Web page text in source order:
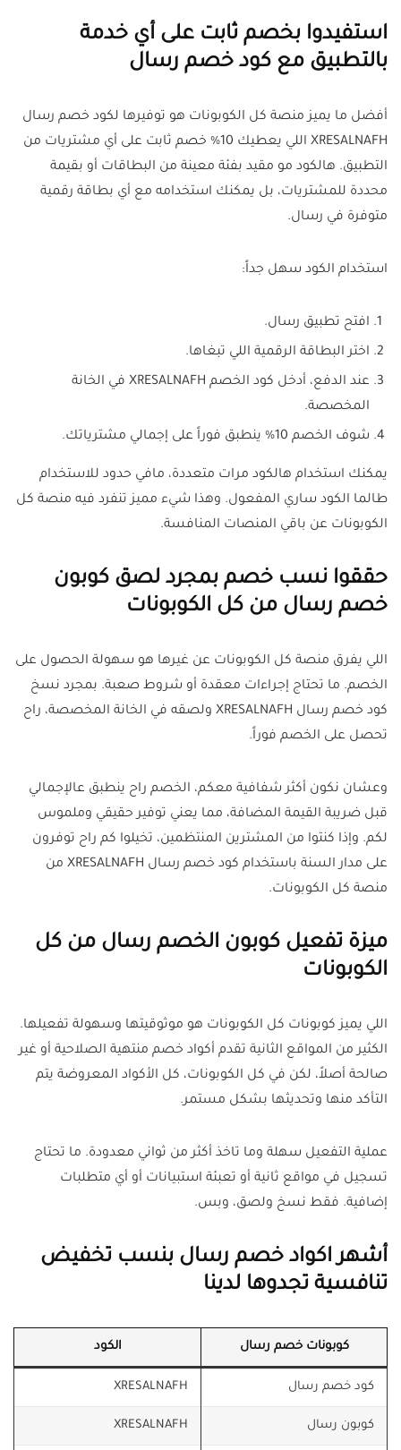
استفيدوا بخصم ثابت على أي خدمة
بالتطبيق مع كود خصم رسال
أفضل ما يميز منصة كل الكوبونات هو توفيرها لكود خصم رسال
XRESALNAFH اللي يعطيك 10% خصم ثابت على أي مشتريات من
التطبيق. هالكود مو مقيد بفئة معينة من البطاقات أو بقيمة
محددة للمشتريات، بل يمكنك استخدامه مع أي بطاقة رقمية
متوفرة في رسال.
استخدام الكود سهل جداً:
افتح تطبيق رسال.
اختر البطاقة الرقمية اللي تبغاها.
عند الدفع، أدخل كود الخصم XRESALNAFH في الخانة
المخصصة.
شوف الخصم 10% ينطبق فوراً على إجمالي مشترياتك.
يمكنك استخدام هالكود مرات متعددة، مافي حدود للاستخدام
طالما الكود ساري المفعول. وهذا شيء مميز تنفرد فيه منصة كل
الكوبونات عن باقي المنصات المنافسة.
حققوا نسب خصم بمجرد لصق كوبون
خصم رسال من كل الكوبونات
اللي يفرق منصة كل الكوبونات عن غيرها هو سهولة الحصول على
الخصم. ما تحتاج إجراءات معقدة أو شروط صعبة. بمجرد نسخ
كود خصم رسال XRESALNAFH ولصقه في الخانة المخصصة، راح
تحصل على الخصم فوراً.
وعشان نكون أكثر شفافية معكم، الخصم راح ينطبق عالإجمالي
قبل ضريبة القيمة المضافة، مما يعني توفير حقيقي وملموس
لكم. وإذا كنتوا من المشترين المنتظمين، تخيلوا كم راح توفرون
على مدار السنة باستخدام كود خصم رسال XRESALNAFH من
منصة كل الكوبونات.
ميزة تفعيل كوبون الخصم رسال من كل
الكوبونات
اللي يميز كوبونات كل الكوبونات هو موثوقيتها وسهولة تفعيلها.
الكثير من المواقع الثانية تقدم أكواد خصم منتهية الصلاحية أو غير
صالحة أصلاً، لكن في كل الكوبونات، كل الأكواد المعروضة يتم
التأكد منها وتحديثها بشكل مستمر.
عملية التفعيل سهلة وما تاخذ أكثر من ثواني معدودة. ما تحتاج
تسجيل في مواقع ثانية أو تعبئة استبيانات أو أي متطلبات
إضافية. فقط نسخ ولصق، وبس.
أشهر اكواد خصم رسال بنسب تخفيض
تنافسية تجدوها لدينا
كوبونات خصم رسال الكود
كود خصم رسال XRESALNAFH
كوبون رسال XRESALNAFH